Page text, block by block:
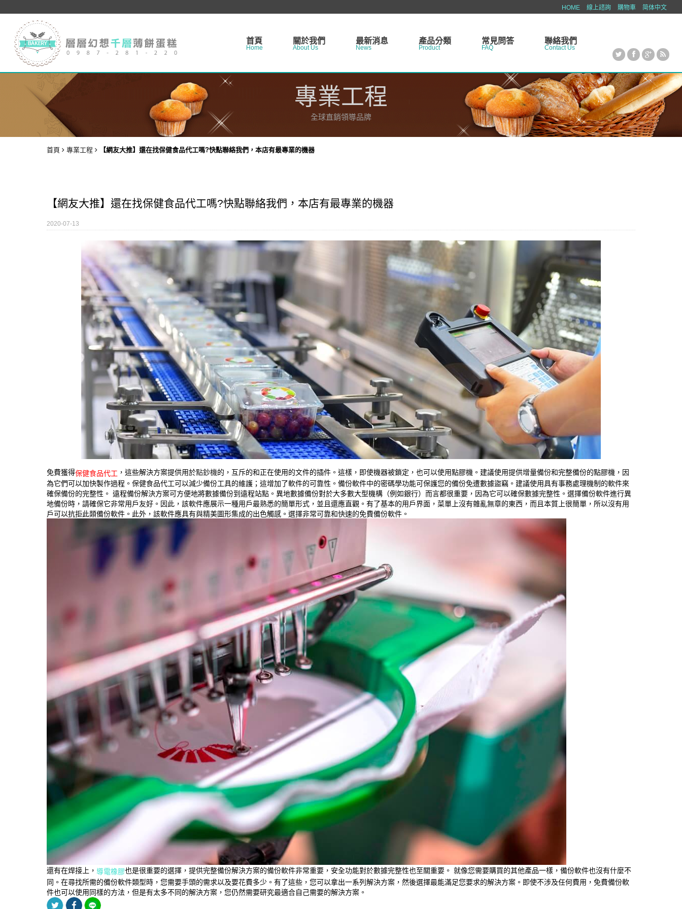
HOME 線上諮詢 購物車 简体中文
首頁
Home
關於我們
About Us
最新消息
News
包車接送服務
娛樂經紀
月子中心
旅遊服務
清潔服務
服務
飲食
產品分類
Product
冰棒
常見問答
FAQ
聯絡我們
Contact Us
專業工程
全球直銷領導品牌
首頁 專業工程 【網友大推】還在找保健食品代工嗎?快點聯絡我們，本店有最專業的機器
【網友大推】還在找保健食品代工嗎?快點聯絡我們，本店有最專業的機器
2020-07-13
免費獲得保健食品代工 ，這些解決方案提供用於點鈔機的，互斥的和正在使用的文件的插件。這樣，即使機器被鎖定，也可以使用點膠機。建議使用提供增量備份和完整備份的點膠機，因
為它們可以加快製作過程。保健食品代工可以減少備份工具的維護；這增加了軟件的可靠性。備份軟件中的密碼學功能可保護您的備份免遭數據盜竊。建議使用具有事務處理機制的軟件來
確保備份的完整性。 遠程備份解決方案可方便地將數據備份到遠程站點。異地數據備份對於大多數大型機構（例如銀行）而言都很重要，因為它可以確保數據完整性。選擇備份軟件進行異
地備份時，請確保它非常用戶友好。因此，該軟件應展示一種用戶最熟悉的簡單形式，並且還應直觀。有了基本的用戶界面，菜單上沒有雜亂無章的東西，而且本質上很簡單，所以沒有用
戶可以抗拒此類備份軟件。此外，該軟件應具有與精美圖形集成的出色觸感。選擇非常可靠和快速的免費備份軟件。
還有在焊接上， 導電橡膠也是很重要的選擇，提供完整備份解決方案的備份軟件非常重要，安全功能對於數據完整性也至關重要。 就像您需要購買的其他產品一樣，備份軟件也沒有什麼不
同。在尋找所需的備份軟件類型時，您需要手頭的需求以及要花費多少。有了這些，您可以拿出一系列解決方案，然後選擇最能滿足您要求的解決方案。即使不涉及任何費用，免費備份軟
件也可以使用同樣的方法，但是有太多不同的解決方案，您仍然需要研究最適合自己需要的解決方案。